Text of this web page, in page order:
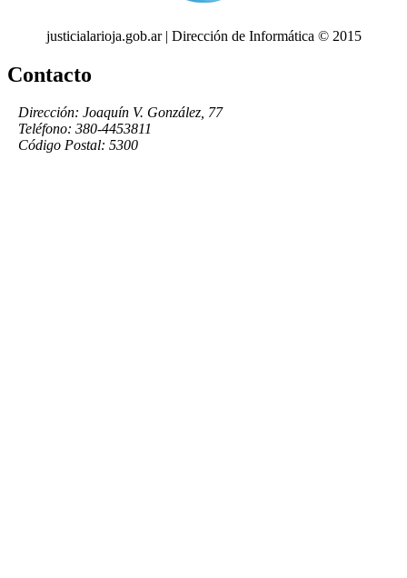
justicialarioja.gob.ar | Dirección de Informática © 2015
Contacto
Dirección: Joaquín V. González, 77
Teléfono: 380-4453811
Código Postal: 5300